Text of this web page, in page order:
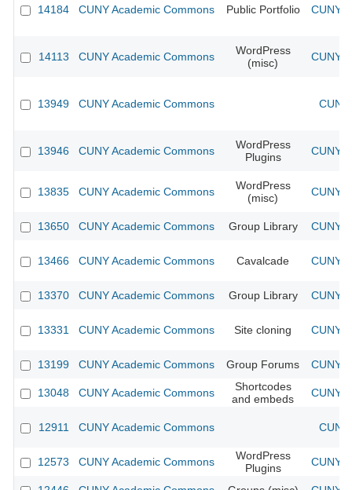
14184 CUNY Academic Commons Public Portfolio CUNY
14113 CUNY Academic Commons
WordPress
(misc)
CUNY
13949 CUNY Academic Commons
13946 CUNY Academic Commons
WordPress
Plugins
CUNY
13835 CUNY Academic Commons
WordPress
(misc)
CUNY
13650 CUNY Academic Commons Group Library CUNY
13466 CUNY Academic Commons Cavalcade CUNY
13370 CUNY Academic Commons Group Library CUNY
13331 CUNY Academic Commons Site cloning CUNY
13199 CUNY Academic Commons Group Forums CUNY
13048 CUNY Academic Commons
Shortcodes
and embeds
CUNY
12911 CUNY Academic Commons
12573 CUNY Academic Commons
WordPress
Plugins
CUNY